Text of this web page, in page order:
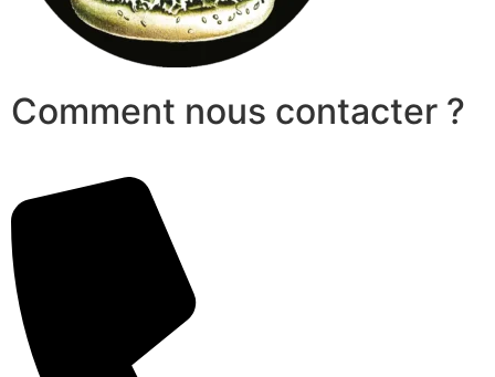
Comment nous contacter ?